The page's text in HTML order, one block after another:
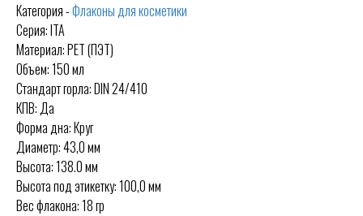
Категория -Флаконы для косметики
Серия: ITA
Материал: PET (ПЭТ)
Объем: 150 мл
Стандарт горла: DIN 24/410
КПВ: Да
Форма дна: Круг
Диаметр: 43,0 мм
Высота: 138.0 мм
Высота под этикетку: 100,0 мм
Вес флакона: 18 гр